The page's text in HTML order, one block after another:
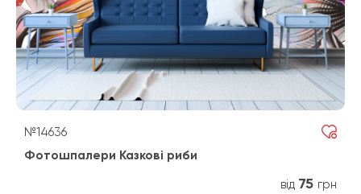
№14636
Фотошпалери Казкові риби
від 75 грн